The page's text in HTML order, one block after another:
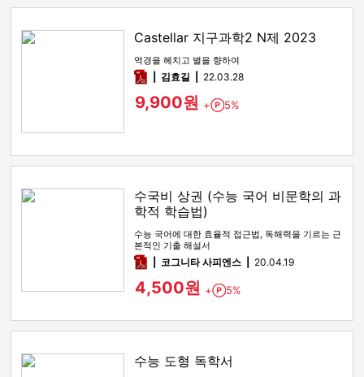
Castellar 지구과학2 N제 2023
역경을 헤치고 별을 향하여
pdf김효길 22.03.28
9,900원 + Point
5%
수국비 상권 (수능 국어 비문학의 과
학적 학습법)
수능 국어에 대한 효율적 접근법, 독해력을 기르는 근
본적인 기출 해설서
pdf코그니타 사피엔스 20.04.19
4,500원 + Point
5%
수능 도형 독학서